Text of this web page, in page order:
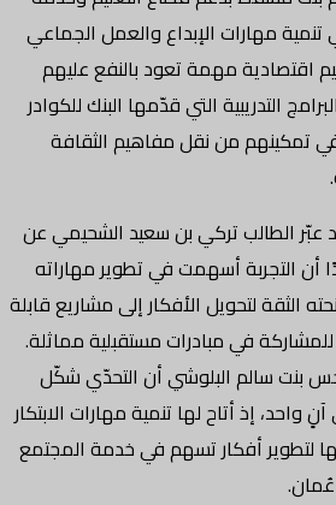
تنمية مهارات الإبداع والعمل الجماعي
اقتصادية مهمة تعود بالنفع عليهم
التدريبية التي قدّمها البنك للكوادر
تمكينهم من نقل مفاهيم الثقافة
عبّر الطالب تركي بن سعيد الشحيمي عن
أن التجربة أسهمت في تطوير مهاراته
الثقة لتحويل الأفكار إلى مشاريع قابلة
في مبادرات مستقبلية مماثلة.
بنت سالم البلوشي أن التحدّي شكّل
إذ أتاح لها تنمية مهارات الابتكار
لتطوير أفكار تسهم في خدمة المجتمع
عُمان.